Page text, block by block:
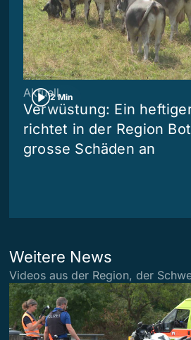
2 Min
Aktuell
Verwüstung: Ein
richtet in der Region
grosse Schäden an
Weitere News
Videos aus der Region, der